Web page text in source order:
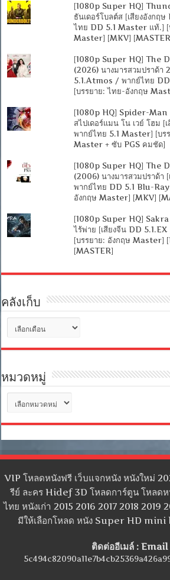
[1080p Super HQ]
ธันเดอร์โบลต์ส [เสียงอังกฤ
ไทย DD 5.1 Master แท้.] [
Master] [MKV]
[1080p Super HQ] The
(2026) นางมารสวมปราด้า
5.1.Atmos / พากย์ไทย
[บรรยาย: ไทย-อังกฤษ
[1080p HQ] Spider-Man
สไปเดอร์แมน โน เวย์ โฮม [
พากย์ไทย 5.1 Master] [บร
Master + ซับ PGS คมชัด]
[1080p Super HQ] The
(2006) นางมารสวมปราด้า
พากย์ไทย DD 5.1 Blu-
อังกฤษ Master] [MKV]
[1080p Super HQ]
ไร้พ่าย [เสียงจีน DD
[บรรยาย: อังกฤษ Master]
[MASTER]
คลังเก็บ
เก็บ
หมวดหมู่
หมู่
VIP โหลดหนังฟรี เว็บแจกหนัง หนังใหม่
รีย์ ละคร Hidef 3D โหลดการ์ตูน โหลด
ไทย หนังเก่า 2015 2016 2017 2018 2019
มีให้เลือกโหลด หนัง Super HD
ติดต่ออีเมล์ : Email